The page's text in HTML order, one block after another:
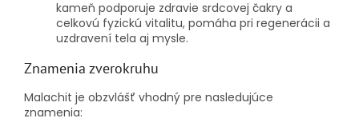
kameň podporuje zdravie srdcovej čakry a
celkovú fyzickú vitalitu, pomáha pri regenerácii a
uzdravení tela aj mysle.
Znamenia zverokruhu
Malachit je obzvlášť vhodný pre nasledujúce
znamenia: